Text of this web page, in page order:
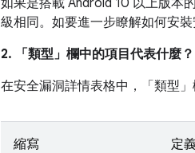
如果是搭載 Android 10 以上版本
級相同。如要進一步瞭解如何安
2. 「類型」 欄中的項目代表什麼？
在安全漏洞詳情表格中，「類型」
縮寫 定